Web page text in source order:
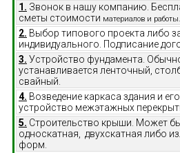
1. Звонок в нашу компанию.
сметы стоимости материалов и работы.
2. Выбор типового проекта либо
индивидуального. Подписание
3. Устройство фундамента.
устанавливается ленточный,
свайный.
4. Возведение каркаса здания и
устройство межэтажных
5. Строительство крыши. Может
односкатная, двухскатная либо
форм.